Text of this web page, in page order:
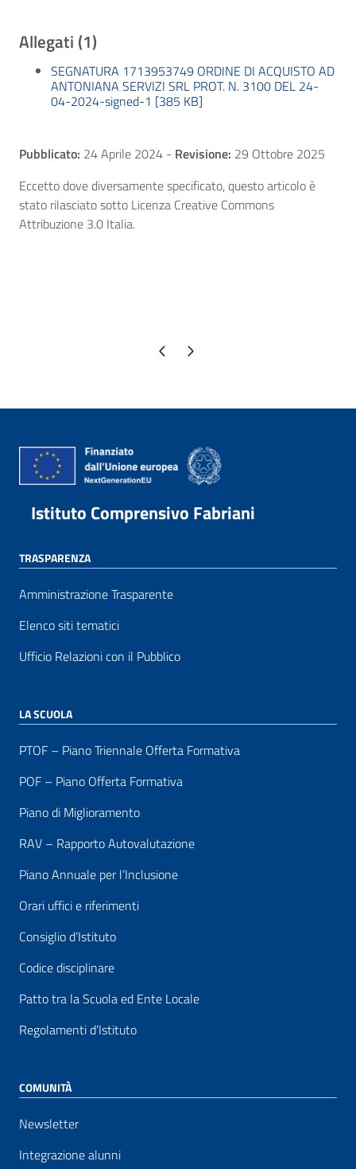
Allegati (1)
SEGNATURA 1713953749 ORDINE DI ACQUISTO AD
ANTONIANA SERVIZI SRL PROT. N. 3100 DEL 24-
04-2024-signed-1 [385 KB]
Pubblicato: 24 Aprile 2024 - Revisione: 29 Ottobre 2025
Eccetto dove diversamente specificato, questo articolo è
stato rilasciato sotto Licenza Creative Commons
Attribuzione 3.0 Italia.
Pagina precedente
Pagina successiva
Istituto Comprensivo Fabriani
TRASPARENZA
Amministrazione Trasparente
Elenco siti tematici
Ufficio Relazioni con il Pubblico
LA SCUOLA
PTOF – Piano Triennale Offerta Formativa
POF – Piano Offerta Formativa
Piano di Miglioramento
RAV – Rapporto Autovalutazione
Piano Annuale per l’Inclusione
Orari uffici e riferimenti
Consiglio d’Istituto
Codice disciplinare
Patto tra la Scuola ed Ente Locale
Regolamenti d’Istituto
COMUNITÀ
Newsletter
Integrazione alunni